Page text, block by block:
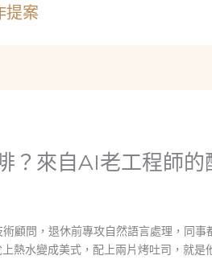
提案
？來自AI老工程師
顧問，退休前專攻自然語言處理，同
水變成美式，配上兩片烤吐司，就是